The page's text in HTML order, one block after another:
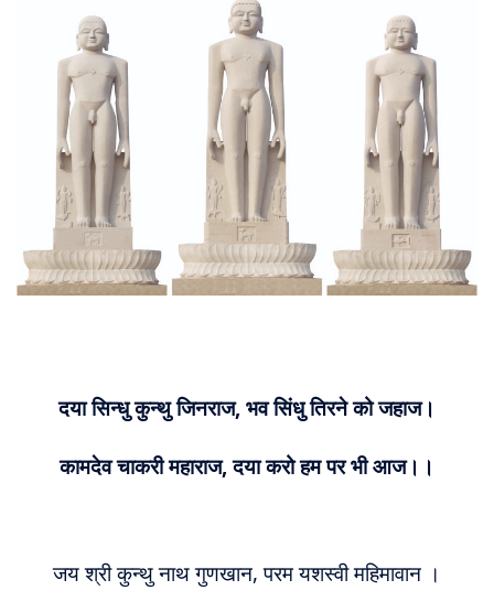
About
दया सिन्धु कुन्थु जिनराज, भव सिंधु तिरने को जहाज।
कामदेव चाकरी महाराज, दया करो हम पर भी आज।।
जय श्री कुन्थु नाथ गुणखान, परम यशस्वी महिमावान ।